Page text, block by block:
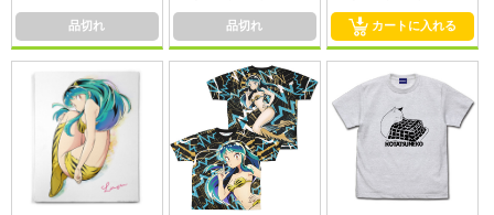
品切れ 品切れ カートに入れる